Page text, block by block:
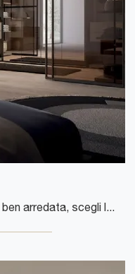
Se desideri una camera da letto ben arredata, scegli l'armadio W23 05 con ante scorrevoli di Clever!